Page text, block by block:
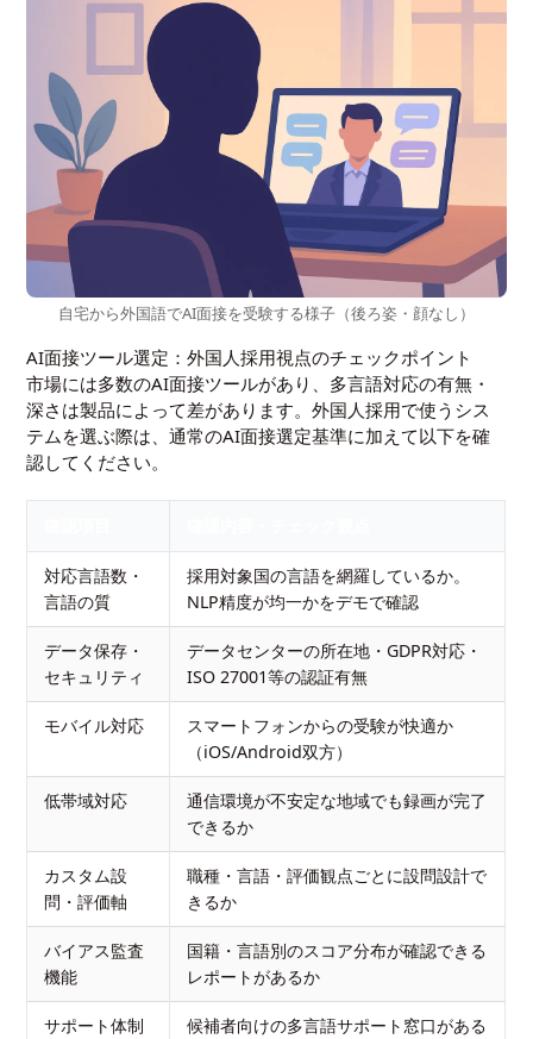
自宅から外国語でAI面接を受験する様子（後ろ姿・顔なし）
AI面接ツール選定：外国人採用視点のチェックポイント
市場には多数のAI面接ツールがあり、多言語対応の有無・
深さは製品によって差があります。外国人採用で使うシス
テムを選ぶ際は、通常のAI面接選定基準に加えて以下を確
認してください。
対応言語数・
言語の質
採用対象国の言語を網羅しているか。
NLP精度が均一かをデモで確認
データ保存・
セキュリティ
データセンターの所在地・GDPR対応・
ISO 27001等の認証有無
モバイル対応
スマートフォンからの受験が快適か
（iOS/Android双方）
低帯域対応
通信環境が不安定な地域でも録画が完了
できるか
カスタム設
問・評価軸
職種・言語・評価観点ごとに設問設計で
きるか
バイアス監査
機能
国籍・言語別のスコア分布が確認できる
レポートがあるか
サポート体制
候補者向けの多言語サポート窓口がある